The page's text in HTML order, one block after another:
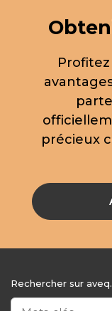
précieux
Rechercher sur